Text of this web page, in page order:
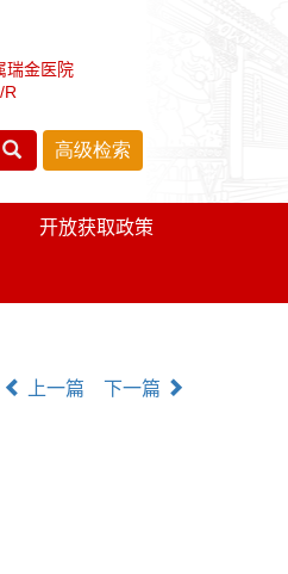
瑞金医院
R
开放获取政策
上一篇 下一篇